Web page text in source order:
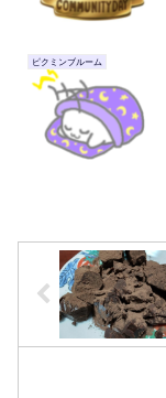
ピクミンブルーム